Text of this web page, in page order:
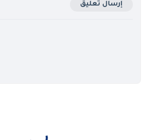
إرسال تعليق